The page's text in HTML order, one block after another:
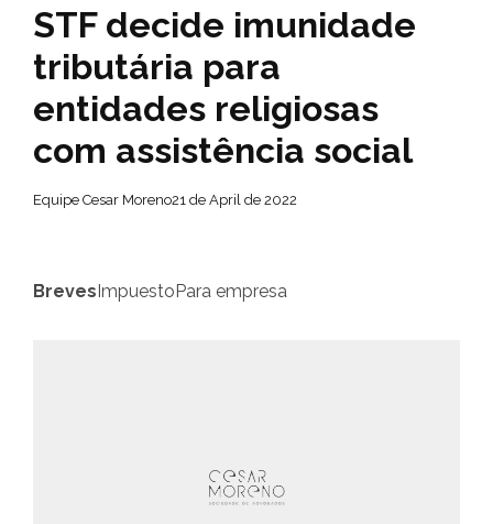
STF decide imunidade
tributária para
entidades religiosas
com assistência social
Equipe Cesar Moreno21 de April de 2022
BrevesImpuestoPara empresa